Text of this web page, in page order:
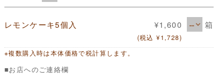
レモンケーキ5個入 ¥1,600
(税込 ¥1,728)
箱
※複数購入時は本体価格で税計算します。
■お店へのご連絡欄